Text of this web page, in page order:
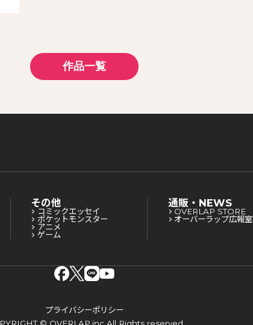
作品一覧
その他
コミックエッセイ
ポケットモンスター
アニメ
ゲーム
通販・NEWS
OVERLAP STORE
オーバーラップ広報室
プライバシーポリシー
© OVERLAP,inc All Rights reserved